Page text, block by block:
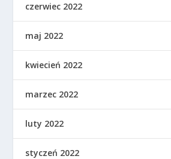
czerwiec 2022
maj 2022
kwiecień 2022
marzec 2022
luty 2022
styczeń 2022